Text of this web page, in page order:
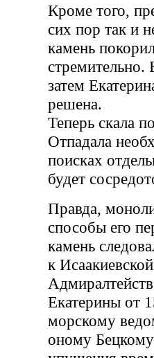
Кроме того,
сих пор так и
камень
стремительно.
затем
решена.
Теперь скала
Отпадала
поисках
будет
Правда,
способы его
камень
к
Екатерины от
морскому
оному